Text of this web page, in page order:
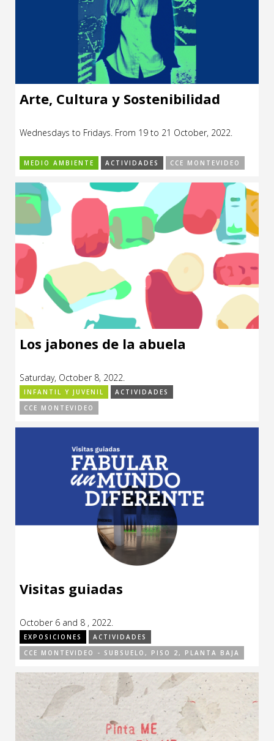
Arte, Cultura y Sostenibilidad
Wednesdays to Fridays. From 19 to 21 October, 2022.
MEDIO AMBIENTE ACTIVIDADES CCE MONTEVIDEO
Los jabones de la abuela
Saturday, October 8, 2022.
INFANTIL Y JUVENIL
ACTIVIDADES
CCE MONTEVIDEO
Visitas guiadas
October 6 and 8 , 2022.
EXPOSICIONES
ACTIVIDADES
CCE MONTEVIDEO - SUBSUELO, PISO 2, PLANTA BAJA